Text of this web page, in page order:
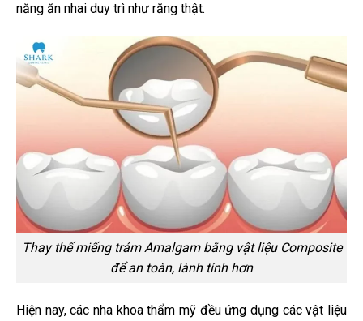
năng ăn nhai duy trì như răng thật.
Thay thế miếng trám Amalgam bằng vật liệu Composite
để an toàn, lành tính hơn
Hiện nay, các nha khoa thẩm mỹ đều ứng dụng các vật liệu